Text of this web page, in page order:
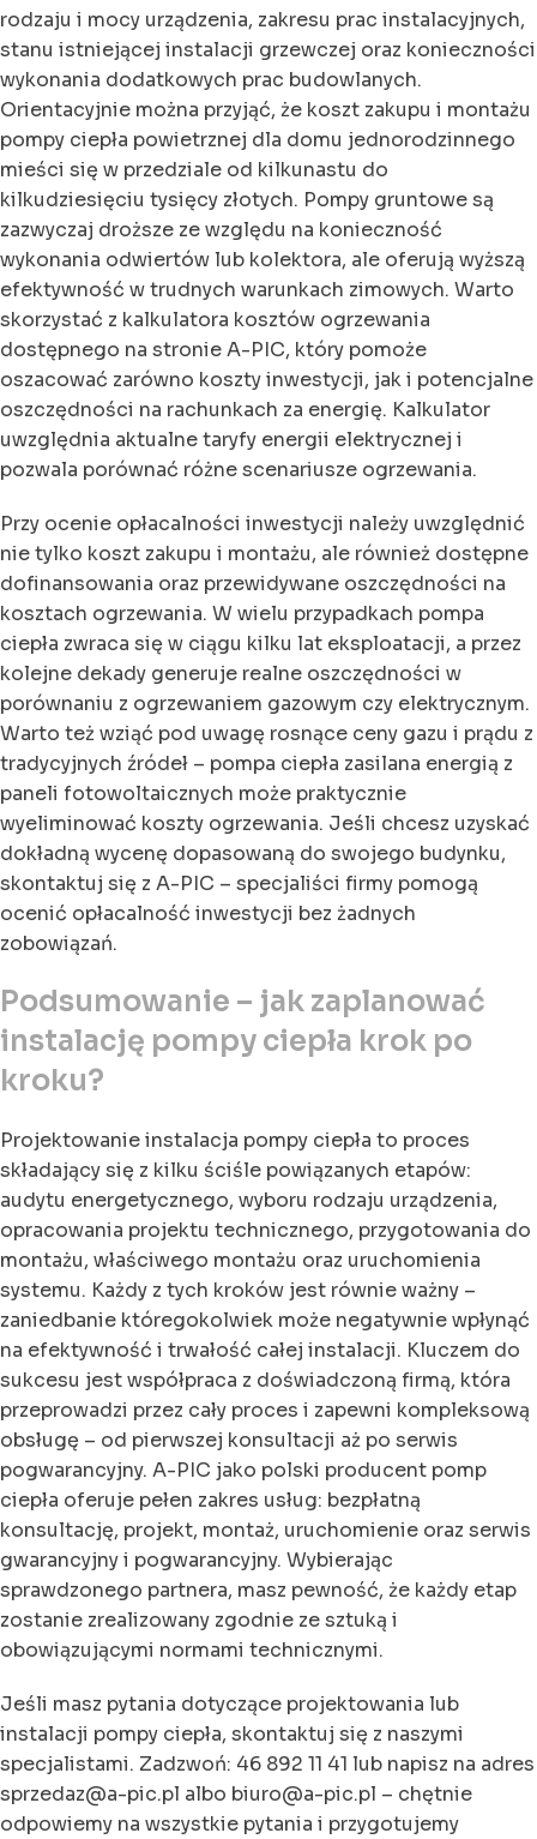
rodzaju i mocy urządzenia, zakresu prac instalacyjnych,
stanu istniejącej instalacji grzewczej oraz konieczności
wykonania dodatkowych prac budowlanych.
Orientacyjnie można przyjąć, że koszt zakupu i montażu
pompy ciepła powietrznej dla domu jednorodzinnego
mieści się w przedziale od kilkunastu do
kilkudziesięciu tysięcy złotych. Pompy gruntowe są
zazwyczaj droższe ze względu na konieczność
wykonania odwiertów lub kolektora, ale oferują wyższą
efektywność w trudnych warunkach zimowych. Warto
skorzystać z kalkulatora kosztów ogrzewania
dostępnego na stronie A-PIC, który pomoże
oszacować zarówno koszty inwestycji, jak i potencjalne
oszczędności na rachunkach za energię. Kalkulator
uwzględnia aktualne taryfy energii elektrycznej i
pozwala porównać różne scenariusze ogrzewania.
Przy ocenie opłacalności inwestycji należy uwzględnić
nie tylko koszt zakupu i montażu, ale również dostępne
dofinansowania oraz przewidywane oszczędności na
kosztach ogrzewania. W wielu przypadkach pompa
ciepła zwraca się w ciągu kilku lat eksploatacji, a przez
kolejne dekady generuje realne oszczędności w
porównaniu z ogrzewaniem gazowym czy elektrycznym.
Warto też wziąć pod uwagę rosnące ceny gazu i prądu z
tradycyjnych źródeł – pompa ciepła zasilana energią z
paneli fotowoltaicznych może praktycznie
wyeliminować koszty ogrzewania. Jeśli chcesz uzyskać
dokładną wycenę dopasowaną do swojego budynku,
skontaktuj się z A-PIC – specjaliści firmy pomogą
ocenić opłacalność inwestycji bez żadnych
zobowiązań.
Podsumowanie – jak zaplanować
instalację pompy ciepła krok po
kroku?
Projektowanie instalacja pompy ciepła to proces
składający się z kilku ściśle powiązanych etapów:
audytu energetycznego, wyboru rodzaju urządzenia,
opracowania projektu technicznego, przygotowania do
montażu, właściwego montażu oraz uruchomienia
systemu. Każdy z tych kroków jest równie ważny –
zaniedbanie któregokolwiek może negatywnie wpłynąć
na efektywność i trwałość całej instalacji. Kluczem do
sukcesu jest współpraca z doświadczoną firmą, która
przeprowadzi przez cały proces i zapewni kompleksową
obsługę – od pierwszej konsultacji aż po serwis
pogwarancyjny. A-PIC jako polski producent pomp
ciepła oferuje pełen zakres usług: bezpłatną
konsultację, projekt, montaż, uruchomienie oraz serwis
gwarancyjny i pogwarancyjny. Wybierając
sprawdzonego partnera, masz pewność, że każdy etap
zostanie zrealizowany zgodnie ze sztuką i
obowiązującymi normami technicznymi.
Jeśli masz pytania dotyczące projektowania lub
instalacji pompy ciepła, skontaktuj się z naszymi
specjalistami. Zadzwoń: 46 892 11 41 lub napisz na adres
sprzedaz@a-pic.pl albo biuro@a-pic.pl – chętnie
odpowiemy na wszystkie pytania i przygotujemy